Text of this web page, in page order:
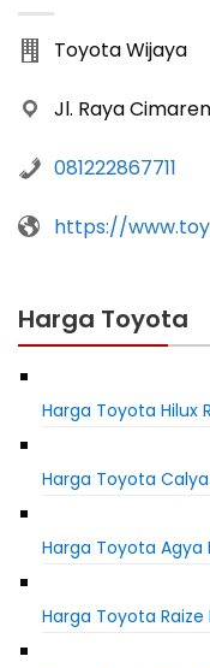
Toyota Wijaya
Jl. Raya
081222867711
https://
Harga Toyota
Harga Toyota Hilux
Harga Toyota
Harga Toyota Agya
Harga Toyota Raize